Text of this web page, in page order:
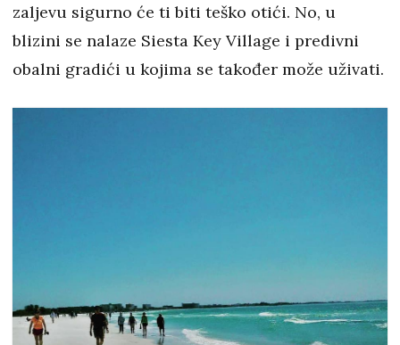
zaljevu sigurno će ti biti teško otići. No, u
blizini se nalaze Siesta Key Village i predivni
obalni gradići u kojima se također može uživati.